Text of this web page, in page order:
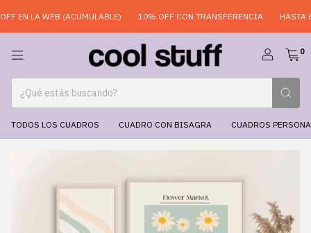
EN LA WEB (ACUMULABLE) 10% OFF CON TRANSFERENCIA HASTA 6
0
TODOS LOS CUADROS CUADRO CON BISAGRA CUADROS